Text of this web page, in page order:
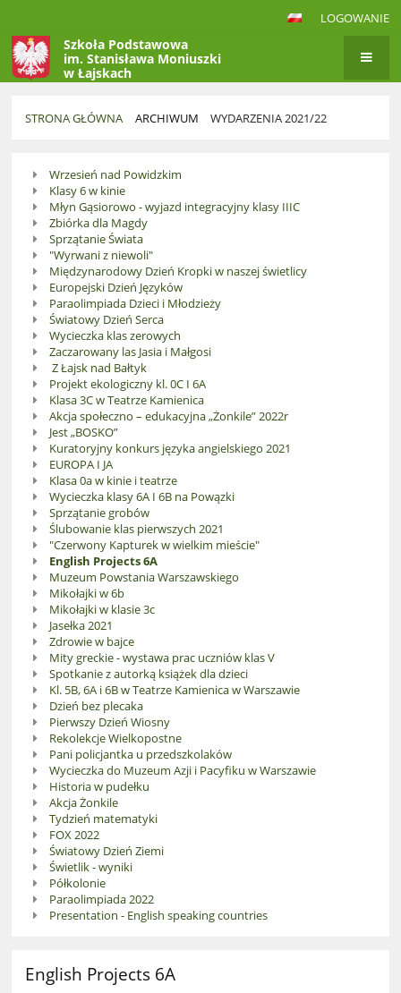
LOGOWANIE
Szkoła Podstawowa
im. Stanisława Moniuszki
w Łajskach
STRONA GŁÓWNA ARCHIWUM WYDARZENIA 2021/22
Wydarzenia
2021/22Wrzesień nad Powidzkim
Klasy 6 w kinie
Młyn Gąsiorowo - wyjazd integracyjny klasy IIIC
Zbiórka dla Magdy
Sprzątanie Świata
"Wyrwani z niewoli"
Międzynarodowy Dzień Kropki w naszej świetlicy
Europejski Dzień Języków
Paraolimpiada Dzieci i Młodzieży
Światowy Dzień Serca
Wycieczka klas zerowych
Zaczarowany las Jasia i Małgosi
Z Łajsk nad Bałtyk
Projekt ekologiczny kl. 0C I 6A
Klasa 3C w Teatrze Kamienica
Akcja społeczno – edukacyjna „Żonkile” 2022r
Jest „BOSKO”
Kuratoryjny konkurs języka angielskiego 2021
EUROPA I JA
Klasa 0a w kinie i teatrze
Wycieczka klasy 6A I 6B na Powązki
Sprzątanie grobów
Ślubowanie klas pierwszych 2021
"Czerwony Kapturek w wielkim mieście"
English Projects 6A
Muzeum Powstania Warszawskiego
Mikołajki w 6b
Mikołajki w klasie 3c
Jasełka 2021
Zdrowie w bajce
Mity greckie - wystawa prac uczniów klas V
Spotkanie z autorką książek dla dzieci
Kl. 5B, 6A i 6B w Teatrze Kamienica w Warszawie
Dzień bez plecaka
Pierwszy Dzień Wiosny
Rekolekcje Wielkopostne
Pani policjantka u przedszkolaków
Wycieczka do Muzeum Azji i Pacyfiku w Warszawie
Historia w pudełku
Akcja Żonkile
Tydzień matematyki
FOX 2022
Światowy Dzień Ziemi
Świetlik - wyniki
Półkolonie
Paraolimpiada 2022
Presentation - English speaking countries
English Projects 6A